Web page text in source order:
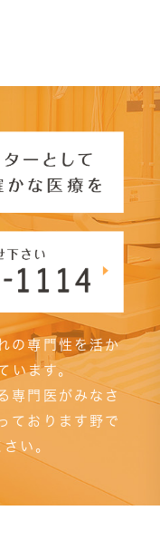
の専門性を活か
います。
専門医がみなさ
ております野で
い。